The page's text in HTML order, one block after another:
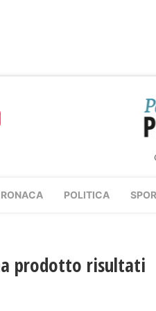
POLITICA
prodotto risultati